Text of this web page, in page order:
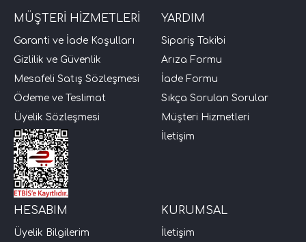
Setleri)
Arac Baslari)
Performans)
MÜŞTERİ HİZMETLERİ
Garanti ve İade Koşulları
Gizlilik ve Güvenlik
Mesafeli Satış Sözleşmesi
Ödeme ve Teslimat
Üyelik Sözleşmesi
YARDIM
Sipariş Takibi
Arıza Formu
İade Formu
Sıkça Sorulan Sorular
Müşteri Hizmetleri
İletişim
HESABIM
Üyelik Bilgilerim
KURUMSAL
İletişim